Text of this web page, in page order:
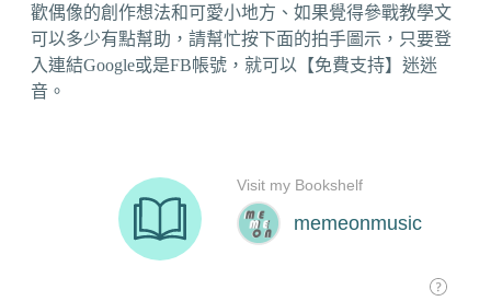
歡偶像的創作想法和可愛小地方、如果覺得參戰教學文
可以多少有點幫助，請幫忙按下面的拍手圖示，只要登
入連結Google或是FB帳號，就可以【免費支持】迷迷
音。